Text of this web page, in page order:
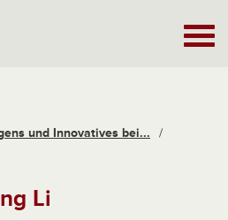
und Innovatives bei...
/
Li